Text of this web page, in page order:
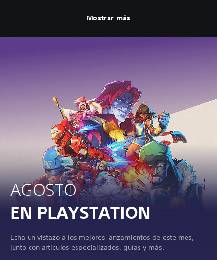
Mostrar más
AGOSTO
EN PLAYSTATION
Echa un vistazo a los mejores lanzamientos de este mes,
junto con artículos especializados, guías y más.